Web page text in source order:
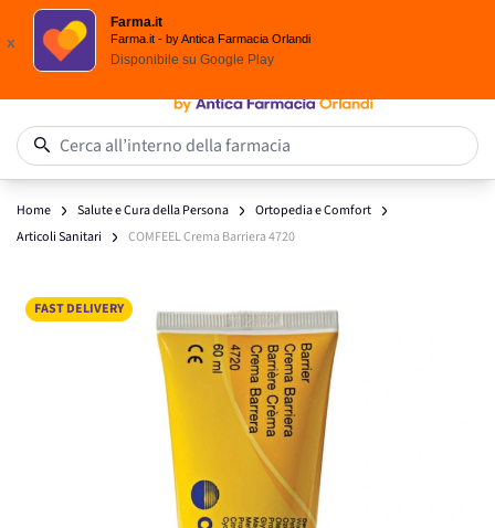
Spedizione
x
Farma.it
Farma.it - by Antica Farmacia Orlandi
Disponibile su Google Play
Salta al contenuto
Cerca all’interno della farmacia
Home Salute e Cura della Persona
Ortopedia e Comfort
Articoli Sanitari
COMFEEL Crema Barriera 4720
FAST DELIVERY
Main image
Click to view image in fullscreen